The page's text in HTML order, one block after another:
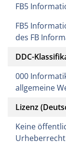
FB5
FB5
des FB
DDC-
000
allgemeine
Lizenz
Keine
Urheberrecht